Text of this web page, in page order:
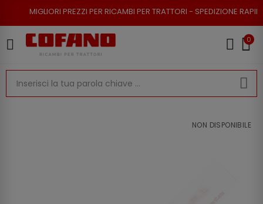
PREZZI PER RICAMBI PER TRATTORI - SPEDIZIONE RAPIDA - RESO
0
NON DISPONIBILE